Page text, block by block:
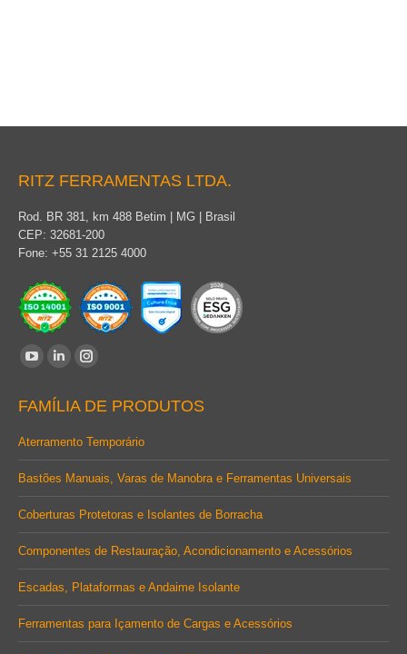
RITZ FERRAMENTAS LTDA.
Rod. BR 381, km 488 Betim | MG | Brasil
CEP: 32681-200
Fone: +55 31 2125 4000
Encontre-nos em:
opens
in
window
Linkedin
opens
in
window
Instagram
opens
in
window
FAMÍLIA DE PRODUTOS
Aterramento Temporário
Bastões Manuais, Varas de Manobra e Ferramentas Universais
Coberturas Protetoras e Isolantes de Borracha
Componentes de Restauração, Acondicionamento e Acessórios
Escadas, Plataformas e Andaime Isolante
Ferramentas para Içamento de Cargas e Acessórios